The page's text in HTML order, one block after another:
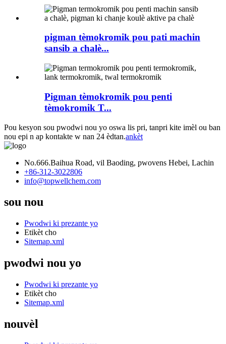
pigman tèmokromik pou pati machin
sansib a chalè...
Pigman tèmokromik pou penti
tèmokromik T...
Pou kesyon sou pwodwi nou yo oswa lis pri, tanpri kite imèl ou ban
nou epi n ap kontakte w nan 24 èdtan.ankèt
No.666.Baihua Road, vil Baoding, pwovens Hebei, Lachin
+86-312-3022806
info@topwellchem.com
sou nou
Pwodwi ki prezante yo
Etikèt cho
Sitemap.xml
pwodwi nou yo
Pwodwi ki prezante yo
Etikèt cho
Sitemap.xml
nouvèl